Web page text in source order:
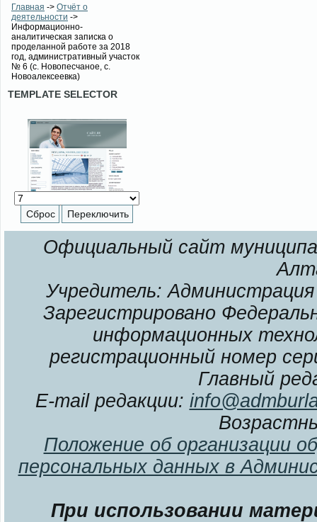
Главная -> Отчёт о
деятельности ->
Информационно-
аналитическая записка о
проделанной работе за 2018
год, административный участок
№ 6 (с. Новопесчаное, с.
Новоалексеевка)
TEMPLATE SELECTOR
Официальный сайт
Учредитель: Администрация
Зарегистрировано
информационных
регистрационный номер
Главный
E-mail редакции:
Положение об организации
персональных данных в
При использовании